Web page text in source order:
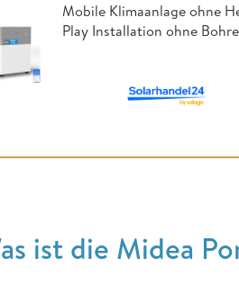
Mobile Klimaanlage ohne
Play Installation ohne
ist die Midea